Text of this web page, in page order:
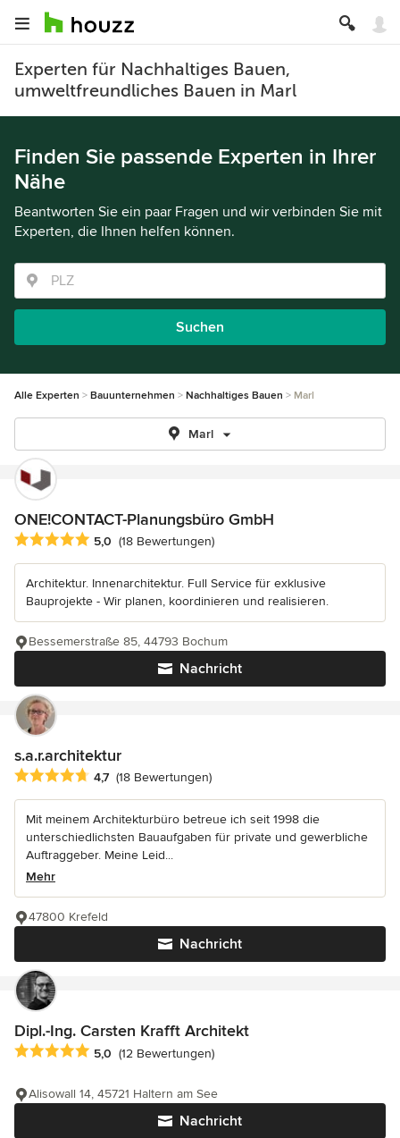
Experten für Nachhaltiges Bauen,
umweltfreundliches Bauen in Marl
Finden Sie passende Experten in Ihrer
Nähe
Beantworten Sie ein paar Fragen und wir verbinden Sie mit
Experten, die Ihnen helfen können.
Suchen
Alle Experten Bauunternehmen Nachhaltiges Bauen Marl
Marl
ONE!CONTACT-Planungsbüro GmbH
Durchschnittliche Bewertung: 5 von 5 Sternen
5,0 (18 Bewertungen)
Architektur. Innenarchitektur. Full Service für exklusive
Bauprojekte - Wir planen, koordinieren und realisieren.
Nachricht
Bessemerstraße 85, 44793 Bochum
s.a.r.architektur
Durchschnittliche Bewertung: 4.7 von 5 Sternen
4,7 (18 Bewertungen)
Mit meinem Architekturbüro betreue ich seit 1998 die
unterschiedlichsten Bauaufgaben für private und gewerbliche
Auftraggeber. Meine Leid...
Mehr
Nachricht
47800 Krefeld
Dipl.-Ing. Carsten Krafft Architekt
Durchschnittliche Bewertung: 5 von 5 Sternen
5,0 (12 Bewertungen)
Nachricht
Alisowall 14, 45721 Haltern am See